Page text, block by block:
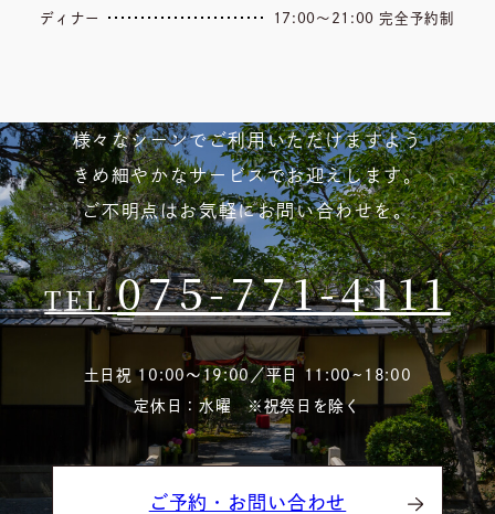
ディナー
17:00～21:00 完全予約制
様々なシーンでご利用いただけますよう
きめ細やかなサービスでお迎えします。
ご不明点はお気軽にお問い合わせを。
TEL.075-771-4111
土日祝 10:00～19:00／平日 11:00~18:00
定休日：水曜 ※祝祭日を除く
ご予約・お問い合わせ